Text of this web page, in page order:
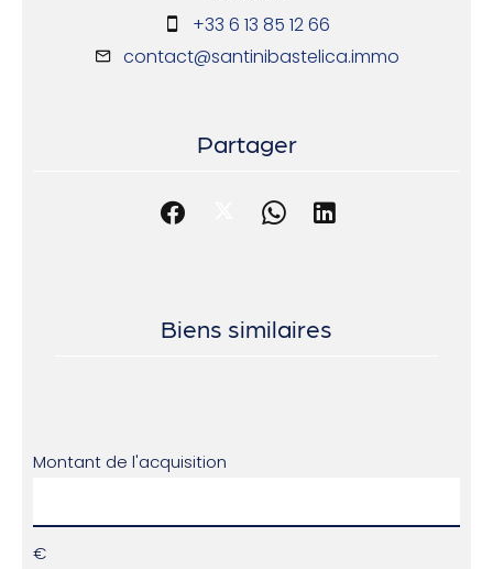
+33 6 13 85 12 66
contact@santinibastelica.immo
Partager
Biens similaires
Montant de l'acquisition
€